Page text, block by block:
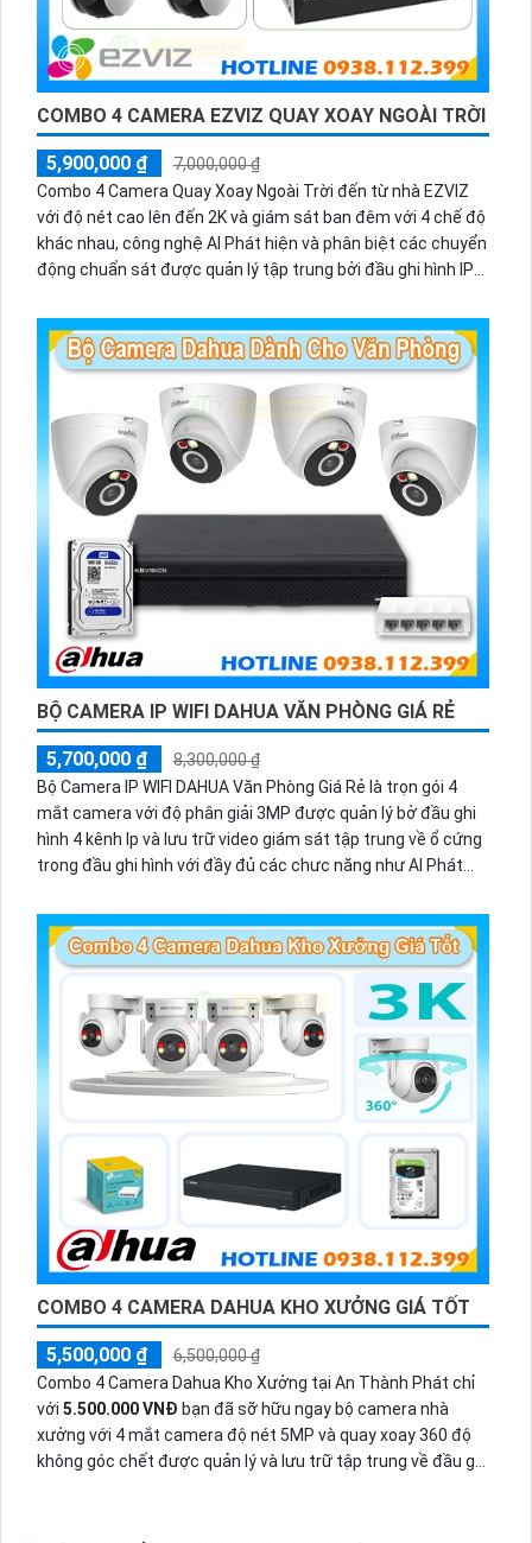
COMBO 4 CAMERA EZVIZ QUAY XOAY NGOÀI TRỜI
5,900,000 ₫
7,000,000 ₫
Combo 4 Camera Quay Xoay Ngoài Trời đến từ nhà EZVIZ
với độ nét cao lên đến 2K và giám sát ban đêm với 4 chế độ
khác nhau, công nghệ AI Phát hiện và phân biệt các chuyển
động chuẩn sát được quản lý tập trung bởi đầu ghi hình IP
BỘ CAMERA IP WIFI DAHUA VĂN PHÒNG GIÁ RẺ
5,700,000 ₫
8,300,000 ₫
Bộ Camera IP WIFI DAHUA Văn Phòng Giá Rẻ là trọn gói 4
mắt camera với độ phân giải 3MP được quản lý bở đầu ghi
hình 4 kênh Ip và lưu trữ video giám sát tập trung về ổ cứng
trong đầu ghi hình với đầy đủ các chưc năng như AI Phát
có màu vào ban đêm
COMBO 4 CAMERA DAHUA KHO XƯỞNG GIÁ TỐT
5,500,000 ₫
6,500,000 ₫
Combo 4 Camera Dahua Kho Xưởng tại An Thành Phát chỉ
với 5.500.000 VNĐ bạn đã sỡ hữu ngay bộ camera nhà
xưởng với 4 mắt camera độ nét 5MP và quay xoay 360 độ
không góc chết được quản lý và lưu trữ tập trung về đầu ghi